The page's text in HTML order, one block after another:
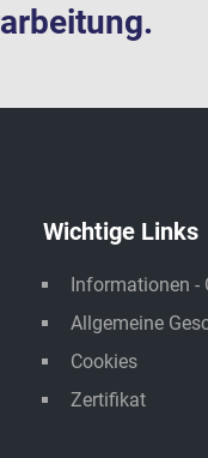
Wichtige Links
Informationen -
Allgemeine
Cookies
Zertifikat